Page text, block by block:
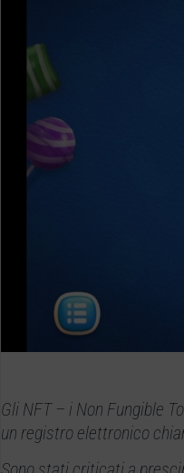
Gli NFT – i Non Fungible
un registro elettronico